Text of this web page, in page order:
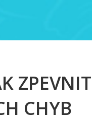
ZPEVNIT
CHYB